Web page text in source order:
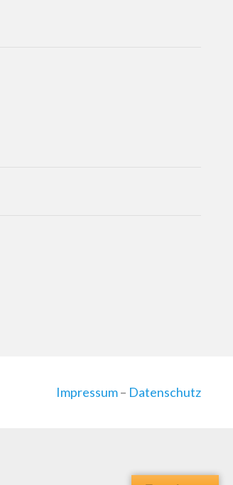
Impressum– Datenschutz